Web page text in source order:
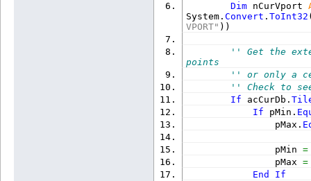
Dim nCurVport
System.Convert .ToInt32
VPORT" ) )
'' Get the
points
'' or only a
'' Check to
If acCurDb.
If pMin.
pMax.
pMin =
pMax =
End
If